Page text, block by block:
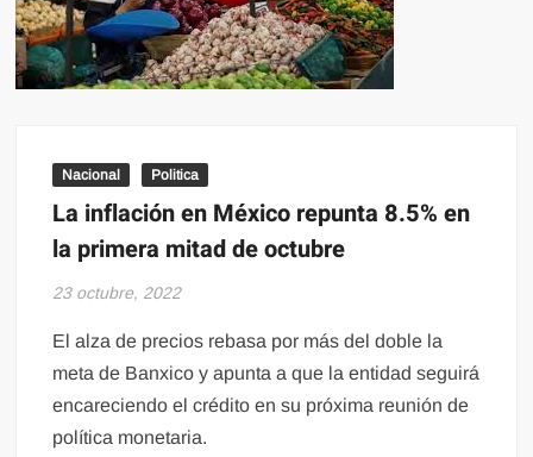
Nacional Politica
La inflación en México repunta 8.5% en
la primera mitad de octubre
23 octubre, 2022
El alza de precios rebasa por más del doble la
meta de Banxico y apunta a que la entidad seguirá
encareciendo el crédito en su próxima reunión de
política monetaria.